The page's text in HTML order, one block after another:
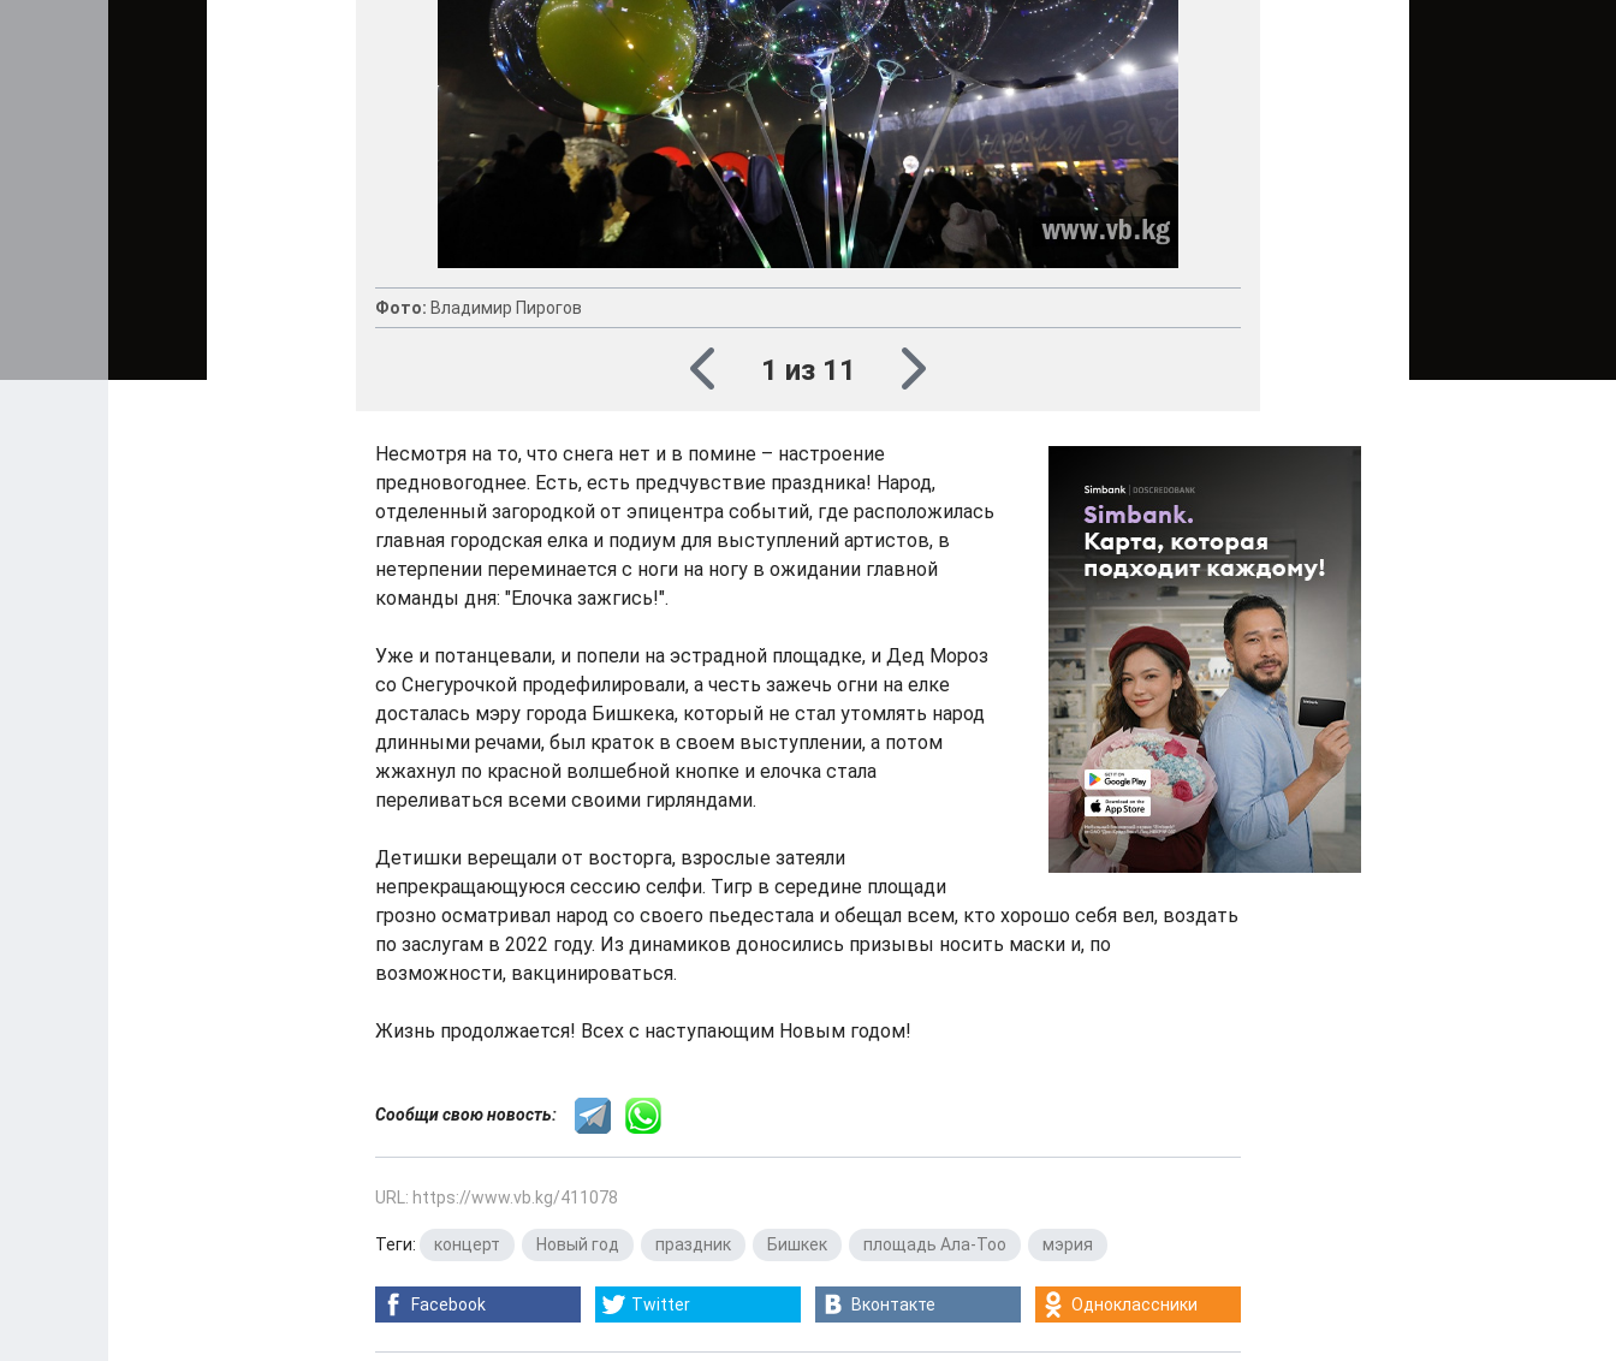
Фото: Владимир Пирогов
1 из 11
Несмотря на то, что снега нет и в помине – настроение
предновогоднее. Есть, есть предчувствие праздника! Народ,
отделенный загородкой от эпицентра событий, где расположилась
главная городская елка и подиум для выступлений артистов, в
нетерпении переминается с ноги на ногу в ожидании главной
команды дня: "Елочка зажгись!".
Уже и потанцевали, и попели на эстрадной площадке, и Дед Мороз
со Снегурочкой продефилировали, а честь зажечь огни на елке
досталась мэру города Бишкека, который не стал утомлять народ
длинными речами, был краток в своем выступлении, а потом
жжахнул по красной волшебной кнопке и елочка стала
переливаться всеми своими гирляндами.
Детишки верещали от восторга, взрослые затеяли
непрекращающуюся сессию селфи. Тигр в середине площади
грозно осматривал народ со своего пьедестала и обещал всем, кто хорошо себя вел, воздать
по заслугам в 2022 году. Из динамиков доносились призывы носить маски и, по
возможности, вакцинироваться.
Жизнь продолжается! Всех с наступающим Новым годом!
Сообщи свою новость:
URL: https://www.vb.kg/411078
Теги: концерт Новый год праздник Бишкек площадь Ала-Тоо мэрия
Facebook Twitter Вконтакте Одноклассники